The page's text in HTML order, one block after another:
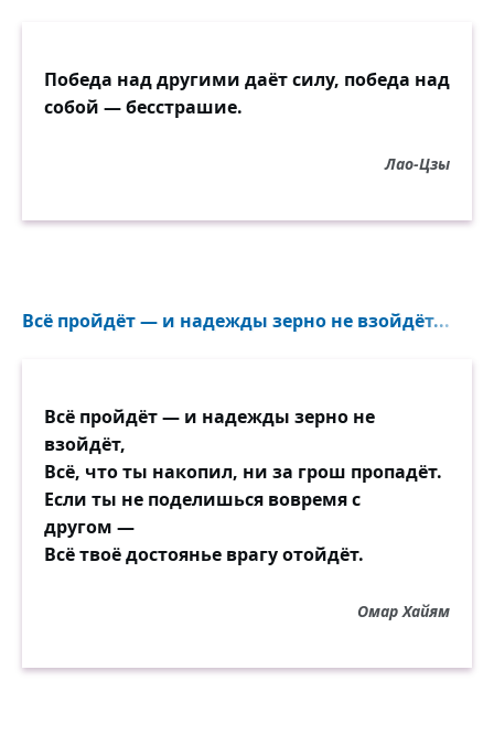
Победа над другими даёт силу, победа над
собой — бесстрашие.
Лао-Цзы
Всё пройдёт — и надежды зерно не взойдёт...
Всё пройдёт — и надежды зерно не
взойдёт,
Всё, что ты накопил, ни за грош пропадёт.
Если ты не поделишься вовремя с
другом —
Всё твоё достоянье врагу отойдёт.
Омар Хайям